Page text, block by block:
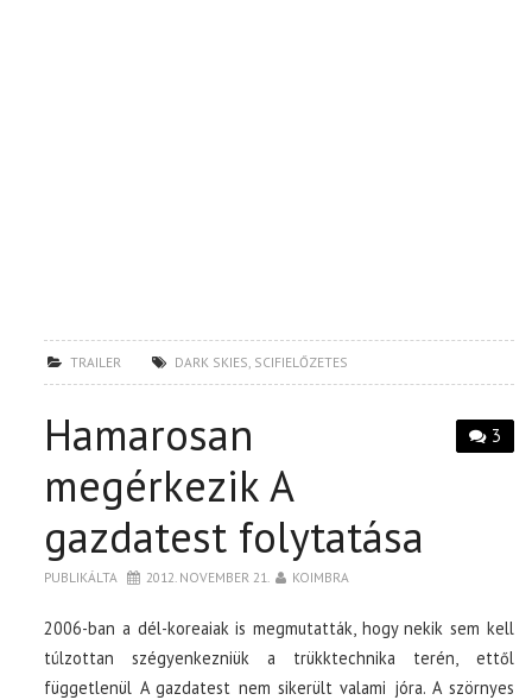
TRAILER DARK SKIES SCIFIELŐZETES
3
Hamarosan
megérkezik A
gazdatest folytatása
PUBLIKÁLTA 2012. NOVEMBER 21. KOIMBRA
2006-ban a dél-koreaiak is megmutatták, hogy nekik sem kell
túlzottan szégyenkezniük a trükktechnika terén, ettől
függetlenül A gazdatest nem sikerült valami jóra. A szörnyes